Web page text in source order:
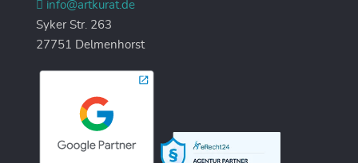
info@artkurat.de
Syker Str. 263
27751 Delmenhorst